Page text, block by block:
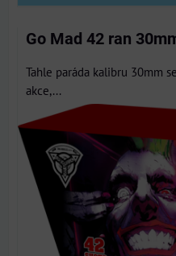
Go Mad 42 ran
Tahle paráda kalibru 30mm
akce,...